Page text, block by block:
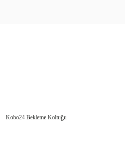
Kobo24 Bekleme Koltuğu